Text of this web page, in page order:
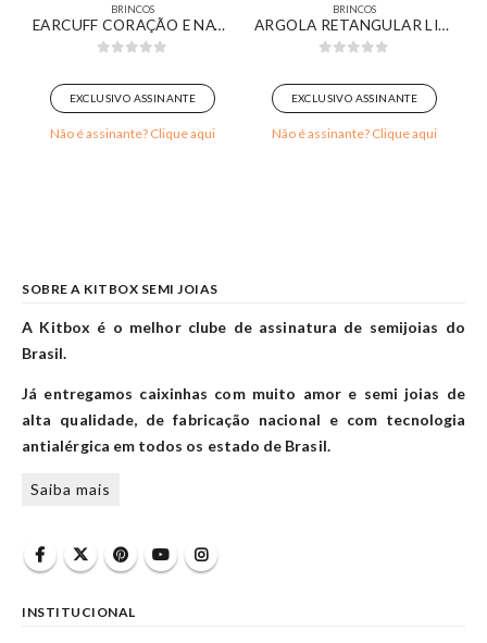
BRINCOS
EARCUFF CORAÇÃO E NAVETE CRISTAL BANHADO EM OURO BRANCO
EXCLUSIVO ASSINANTE
Não é assinante? Clique aqui
BRINCOS
ARGOLA RETANGULAR LISA BANHADA EM OURO 18K
EXCLUSIVO ASSINANTE
Não é assinante? Clique aqui
SOBRE A KITBOX SEMI JOIAS
A Kitbox é o melhor clube de assinatura de semijoias do
Brasil.
Já entregamos caixinhas com muito amor e semi joias de
alta qualidade, de fabricação nacional e com tecnologia
antialérgica em todos os estado de Brasil.
Saiba mais
INSTITUCIONAL